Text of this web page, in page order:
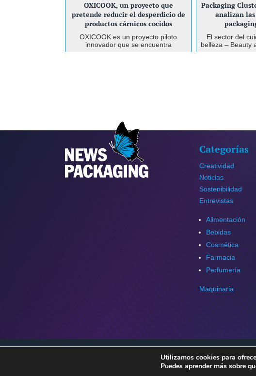
OXICOOK, un proyecto que
pretende reducir el desperdicio de
productos cárnicos cocidos
OXICOOK es un proyecto piloto
innovador que se encuentra
Packaging
analizan
El sector del
belleza – Beauty
Categorías
Creatividad
Noticias
Sostenibilidad
Entrevistas
Alimentación
Bebidas
Cosmética
Farmacia
Perfumería
Maquinaria
Copyright © 2026 NewsPackaging. Todos los derechos
Utilizamos cookies para
Puedes aprender más sobre